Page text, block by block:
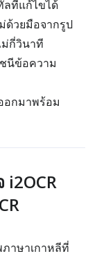
ลที่แก้ไขได้
ด้วยมือจากรูป
ม่กี่วินาที
นีข้อความ
อกมาพร้อม
i2OCR
าษาเกาหลีที่